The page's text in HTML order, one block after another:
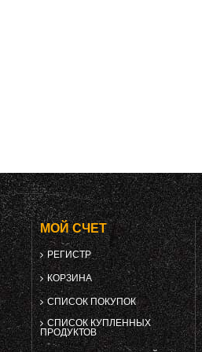
МОЙ СЧЕТ
РЕГИСТР
КОРЗИНА
СПИСОК ПОКУПОК
СПИСОК КУПЛЕННЫХ
ПРОДУКТОВ